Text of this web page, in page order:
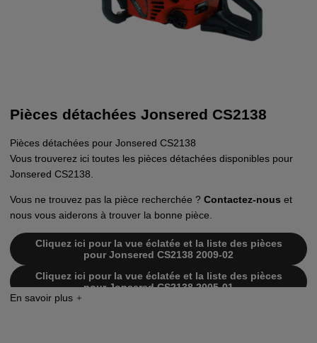
Pièces détachées Jonsered CS2138
Pièces détachées pour Jonsered CS2138
Vous trouverez ici toutes les pièces détachées disponibles pour
Jonsered CS2138.
Vous ne trouvez pas la pièce recherchée ? Contactez-nous et
nous vous aiderons à trouver la bonne pièce.
Cliquez ici pour la vue éclatée et la liste des pièces
pour Jonsered CS2138 2009-02
Cliquez ici pour la vue éclatée et la liste des pièces
pour Jonsered CS2138 2005-01